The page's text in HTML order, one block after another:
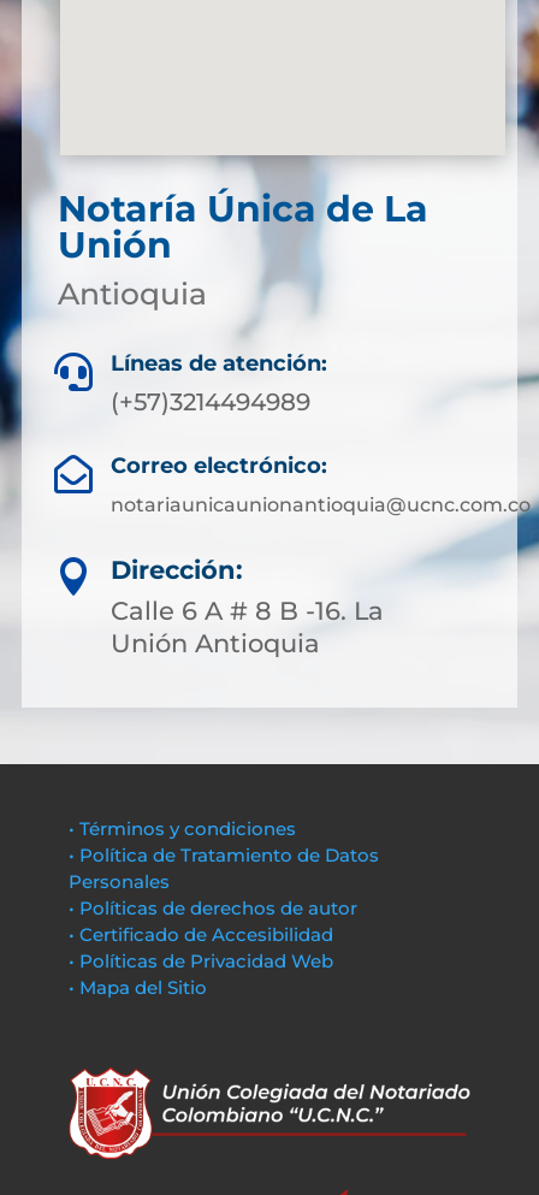
Notaría Única de La
Unión
Antioquia
 Líneas de atención:
(+57)3214494989
 Correo electrónico:
notariaunicaunionantioquia@ucnc.com.co

Dirección:
Calle 6 A # 8 B -16. La
Unión Antioquia
• Términos y condiciones
• Política de Tratamiento de Datos
Personales
• Políticas de derechos de autor
• Certificado de Accesibilidad
• Políticas de Privacidad Web
• Mapa del Sitio